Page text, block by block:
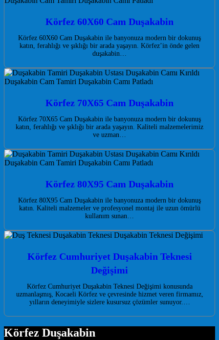
Körfez 60X60 Cam Duşakabin
Körfez 60X60 Cam Duşakabin ile banyonuza modern bir dokunuş
katın, ferahlığı ve şıklığı bir arada yaşayın. Körfez’in önde gelen
duşakabin…
Körfez 70X65 Cam Duşakabin
Körfez 70X65 Cam Duşakabin ile banyonuza modern bir dokunuş
katın, ferahlığı ve şıklığı bir arada yaşayın. Kaliteli malzemelerimiz
ve uzman…
Körfez 80X95 Cam Duşakabin
Körfez 80X95 Cam Duşakabin ile banyonuza modern bir dokunuş
katın. Kaliteli malzemeler ve profesyonel montaj ile uzun ömürlü
kullanım sunan…
Körfez Cumhuriyet Duşakabin Teknesi
Değişimi
Körfez Cumhuriyet Duşakabin Teknesi Değişimi konusunda
uzmanlaşmış, Kocaeli Körfez ve çevresinde hizmet veren firmamız,
yılların deneyimiyle sizlere kusursuz çözümler sunuyor.…
Körfez Duşakabin